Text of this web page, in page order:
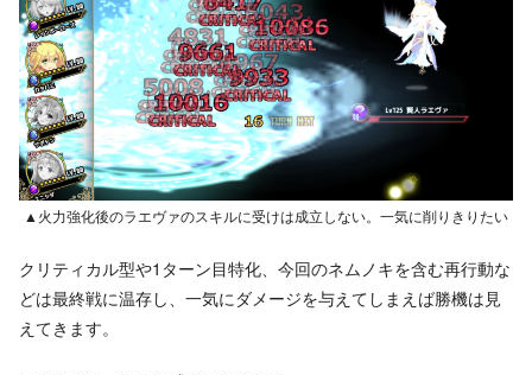
▲火力強化後のラエヴァのスキルに受けは成立しない。一気に削りきりたい
クリティカル型や1ターン目特化、今回のネムノキを含む再行動な
どは最終戦に温存し、一気にダメージを与えてしまえば勝機は見
えてきます。